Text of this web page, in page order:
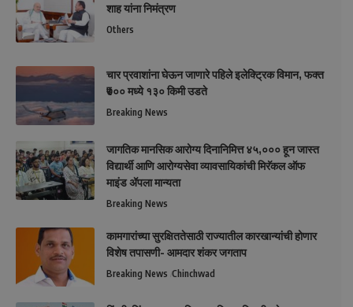
शाह यांना निमंत्रण
Others
चार प्रवाशांना घेऊन जाणारे पहिले इलेक्ट्रिक विमान, फक्त
₹७०० मध्ये १३० किमी उडते
Breaking News
जागतिक मानसिक आरोग्य दिनानिमित्त ४५,००० हून जास्त
विद्यार्थी आणि आरोग्यसेवा व्यावसायिकांची मिरॅकल ऑफ
माइंड ॲपला मान्यता
Breaking News
कामगारांच्या सुरक्षिततेसाठी राज्यातील कारखान्यांची होणार
विशेष तपासणी- आमदार शंकर जगताप
Breaking News Chinchwad